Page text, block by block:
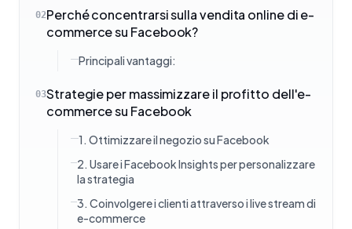
02Perché concentrarsi sulla vendita online di e-
commerce su Facebook?
Principali vantaggi:
03Strategie per massimizzare il profitto dell'e-
commerce su Facebook
1. Ottimizzare il negozio su Facebook
2. Usare i Facebook Insights per personalizzare
la strategia
3. Coinvolgere i clienti attraverso i live stream di
e-commerce